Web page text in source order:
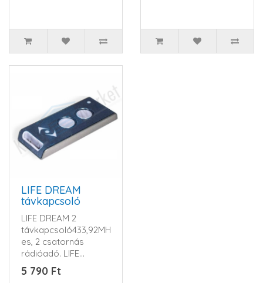
LIFE DREAM
távkapcsoló
LIFE DREAM 2
távkapcsoló433,92MHz-
es, 2 csatornás
rádióadó. LIFE
ugrókód
rendszerrel.DREAMHáz
5 790 Ft